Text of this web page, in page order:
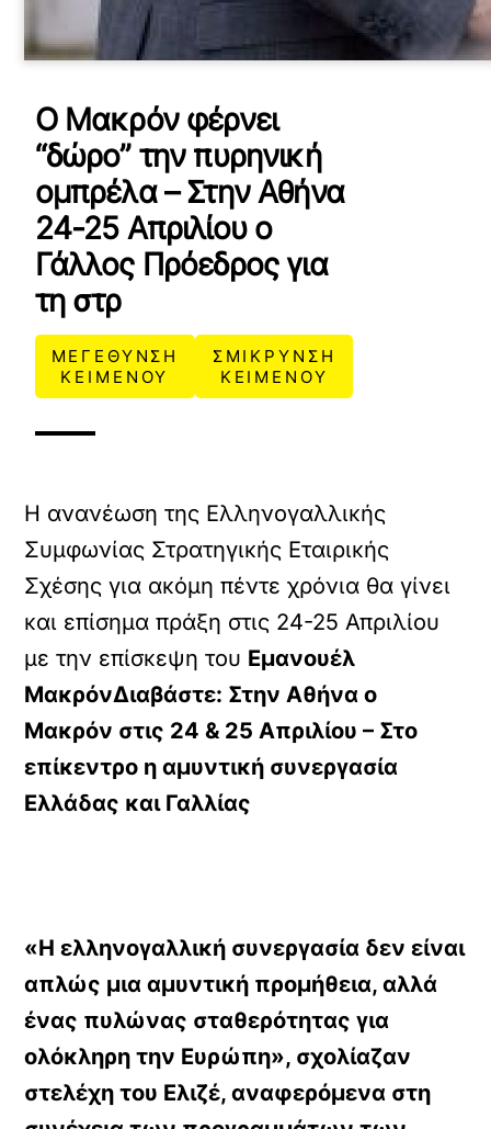
Ο Μακρόν φέρνει
“δώρο” την πυρηνική
οµπρέλα – Στην Αθήνα
24-25 Απριλίου ο
Γάλλος Πρόεδρος για
τη στρ
ΜΕΓΕΘΥΝΣΗ
ΚΕΙΜΕΝΟΥ
ΣΜΙΚΡΥΝΣΗ
ΚΕΙΜΕΝΟΥ
Η ανανέωση της Ελληνογαλλικής
Συµφωνίας Στρατηγικής Εταιρικής
Σχέσης για ακόµη πέντε χρόνια θα γίνει
και επίσηµα πράξη στις 24-25 Απριλίου
µε την επίσκεψη του Εµανουέλ
ΜακρόνΔιαβάστε: Στην Αθήνα ο
Μακρόν στις 24 & 25 Απριλίου – Στο
επίκεντρο η αμυντική συνεργασία
Ελλάδας και Γαλλίας
«Η ελληνογαλλική συνεργασία δεν είναι
απλώς µια αµυντική προµήθεια, αλλά
ένας πυλώνας σταθερότητας για
ολόκληρη την Ευρώπη», σχολίαζαν
στελέχη του Ελιζέ, αναφερόµενα στη